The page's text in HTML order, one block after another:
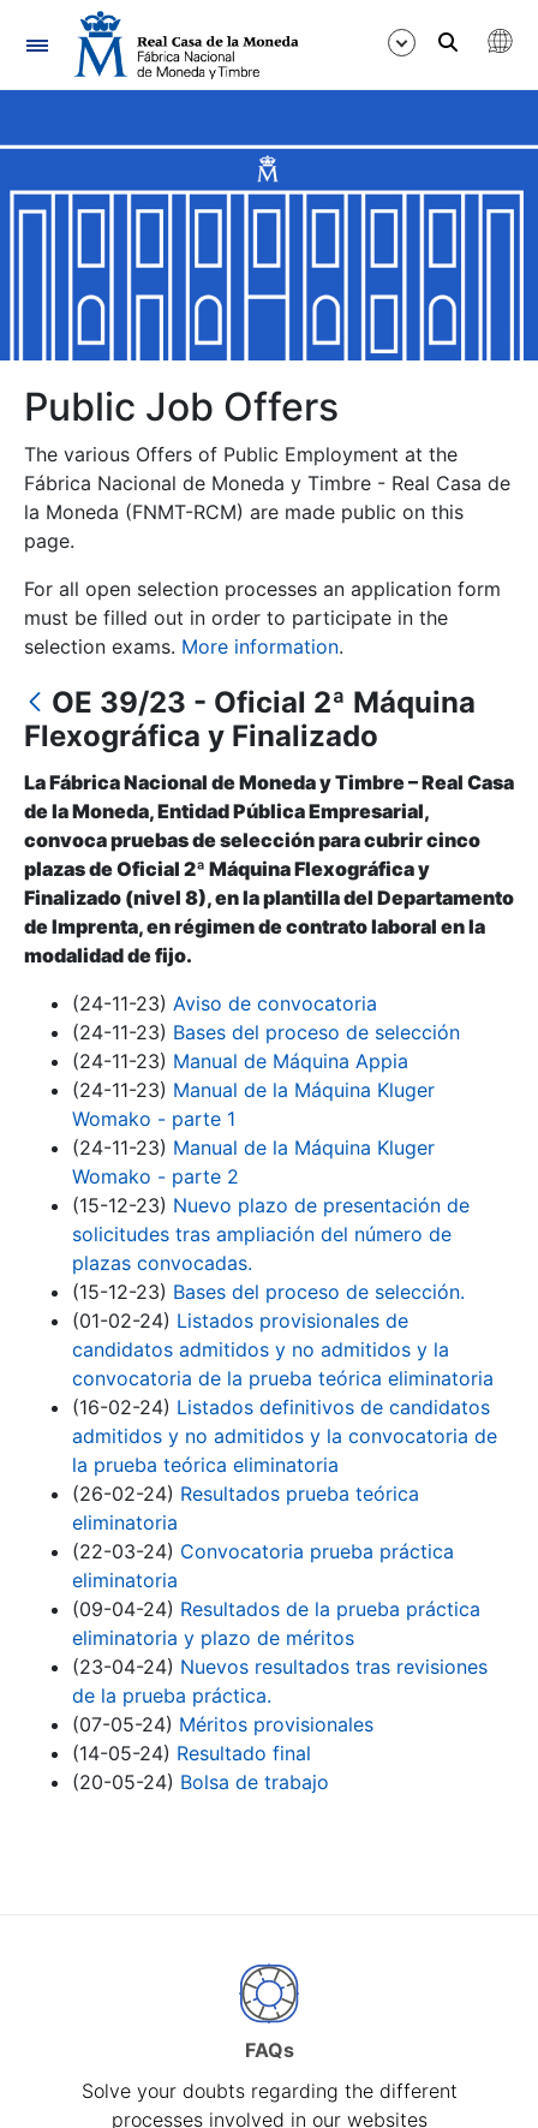
Navigation
Show/Hide
Show/Hide
Show/Hide
Show/Hide
Show/Hide
Show/Hide
Show/Hide
Show/Hide
Public Job Offers
The various Offers of Public Employment at the
Fábrica Nacional de Moneda y Timbre - Real Casa de
la Moneda (FNMT-RCM) are made public on this
page.
For all open selection processes an application form
must be filled out in order to participate in the
selection exams. More information.
OE 39/23 - Oficial 2ª Máquina
Flexográfica y Finalizado
La Fábrica Nacional de Moneda y Timbre – Real Casa
de la Moneda, Entidad Pública Empresarial,
convoca pruebas de selección para cubrir cinco
plazas de Oficial 2ª Máquina Flexográfica y
Finalizado (nivel 8), en la plantilla del Departamento
de Imprenta, en régimen de contrato laboral en la
modalidad de fijo.
(24-11-23) Aviso de convocatoria
(24-11-23) Bases del proceso de selección
(24-11-23) Manual de Máquina Appia
(24-11-23) Manual de la Máquina Kluger
Womako - parte 1
(24-11-23) Manual de la Máquina Kluger
Womako - parte 2
(15-12-23) Nuevo plazo de presentación de
solicitudes tras ampliación del número de
plazas convocadas.
(15-12-23) Bases del proceso de selección.
(01-02-24) Listados provisionales de
candidatos admitidos y no admitidos y la
convocatoria de la prueba teórica eliminatoria
(16-02-24) Listados definitivos de candidatos
admitidos y no admitidos y la convocatoria de
la prueba teórica eliminatoria
(26-02-24) Resultados prueba teórica
eliminatoria
(22-03-24) Convocatoria prueba práctica
eliminatoria
(09-04-24) Resultados de la prueba práctica
eliminatoria y plazo de méritos
(23-04-24) Nuevos resultados tras revisiones
de la prueba práctica.
(07-05-24) Méritos provisionales
(14-05-24) Resultado final
(20-05-24) Bolsa de trabajo
FAQs
Solve your doubts regarding the different
processes involved in our websites